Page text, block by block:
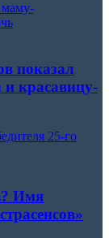
маму-
показал
и красавицу-
25-го
Имя